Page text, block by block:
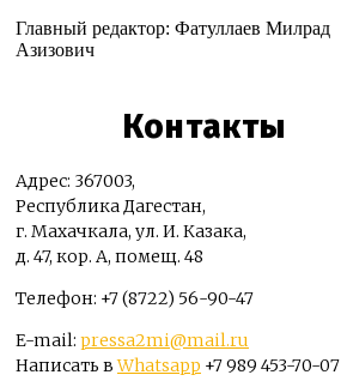
Главный редактор: Фатуллаев Милрад
Азизович
Контакты
Адрес: 367003,
Республика Дагестан,
г. Махачкала, ул. И. Казака,
д. 47, кор. А, помещ. 48
Телефон: +7 (8722) 56-90-47
E-mail: pressa2mi@mail.ru
Написать вWhatsapp +7 989 453-70-07